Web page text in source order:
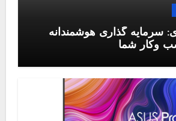
سرمایه گذاری هوشمندانه
وکار شما